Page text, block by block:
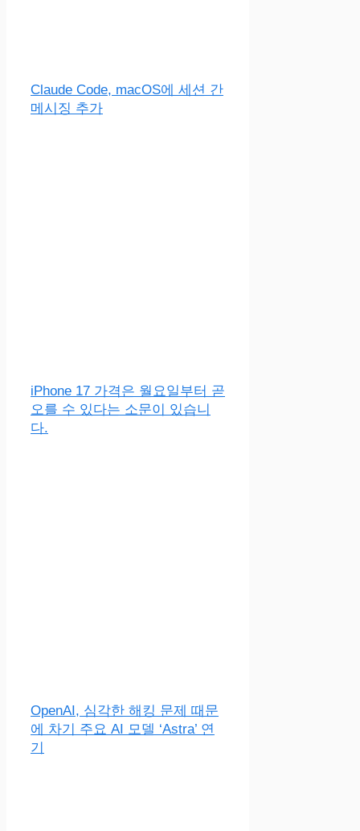
Claude Code, macOS에 세션 간
메시징 추가
iPhone 17 가격은 월요일부터 곧
오를 수 있다는 소문이 있습니
다.
OpenAI, 심각한 해킹 문제 때문
에 차기 주요 AI 모델 ‘Astra’ 연
기